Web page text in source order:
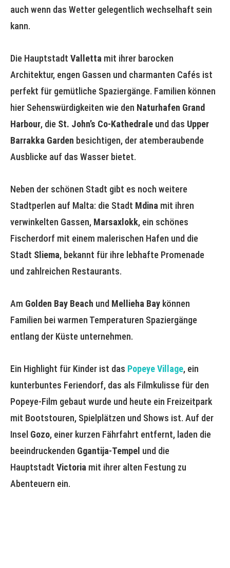
auch wenn das Wetter gelegentlich wechselhaft sein
kann.
Die Hauptstadt Valletta mit ihrer barocken
Architektur, engen Gassen und charmanten Cafés ist
perfekt für gemütliche Spaziergänge. Familien können
hier Sehenswürdigkeiten wie den Naturhafen Grand
Harbour, die St. John’s Co-Kathedrale und das Upper
Barrakka Garden besichtigen, der atemberaubende
Ausblicke auf das Wasser bietet.
Neben der schönen Stadt gibt es noch weitere
Stadtperlen auf Malta: die Stadt Mdina mit ihren
verwinkelten Gassen, Marsaxlokk, ein schönes
Fischerdorf mit einem malerischen Hafen und die
Stadt Sliema, bekannt für ihre lebhafte Promenade
und zahlreichen Restaurants.
Am Golden Bay Beach und Mellieha Bay können
Familien bei warmen Temperaturen Spaziergänge
entlang der Küste unternehmen.
Ein Highlight für Kinder ist das Popeye Village, ein
kunterbuntes Feriendorf, das als Filmkulisse für den
Popeye-Film gebaut wurde und heute ein Freizeitpark
mit Bootstouren, Spielplätzen und Shows ist. Auf der
Insel Gozo, einer kurzen Fährfahrt entfernt, laden die
beeindruckenden Ggantija-Tempel und die
Hauptstadt Victoria mit ihrer alten Festung zu
Abenteuern ein.